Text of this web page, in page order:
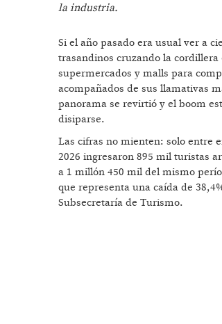
la industria.
Si el año pasado era usual ver a
trasandinos cruzando la cordillera
supermercados y malls para
acompañados de sus llamativas
panorama se revirtió y el boom
disiparse.
Las cifras no mienten: solo entre
2026 ingresaron 895 mil turistas
a 1 millón 450 mil del mismo
que representa una caída de
Subsecretaría de Turismo.